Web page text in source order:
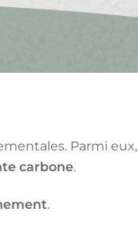
Parmi eux,
carbone.
.